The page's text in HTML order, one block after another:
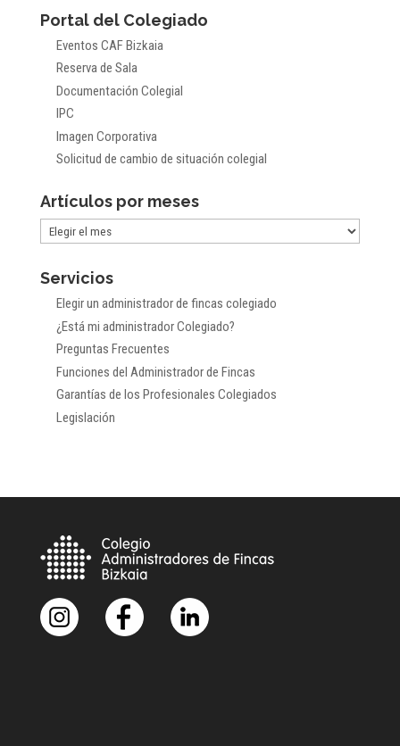
Portal del Colegiado
Eventos CAF Bizkaia
Reserva de Sala
Documentación Colegial
IPC
Imagen Corporativa
Solicitud de cambio de situación colegial
Artículos por meses
Artículos
meses
Servicios
Elegir un administrador de fincas colegiado
¿Está mi administrador Colegiado?
Preguntas Frecuentes
Funciones del Administrador de Fincas
Garantías de los Profesionales Colegiados
Legislación